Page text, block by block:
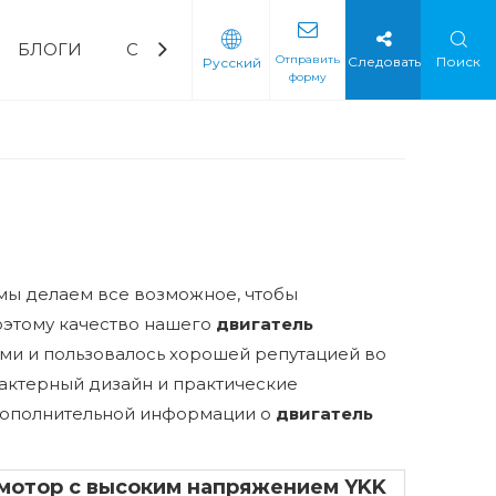
БЛОГИ СВЯЗАТЬСЯ С НАМИ ЧаВо
Pусский
Отправить
форму
Следовать Поиск
делаем все возможное, чтобы
качество нашего двигатель
и пользовалось хорошей репутацией во
дизайн и практические
информации о двигатель
с высоким напряжением YKK